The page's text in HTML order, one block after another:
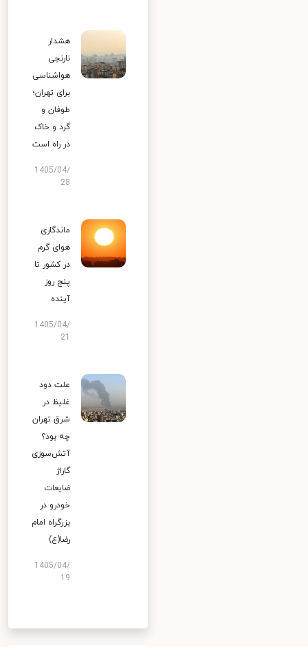
هشدار
نارنجی
هواشناسی
برای تهران؛
طوفان و
گرد و خاک
در راه است
1405/04/
28
ماندگاری
هوای گرم
در کشور تا
پنج روز
آینده
1405/04/
علت دود
غلیظ در
شرق تهران
چه بود؟
آتش‌سوزی
گاراژ
ضایعات
خودرو در
بزرگراه امام
رضا(ع)
1405/04/
19